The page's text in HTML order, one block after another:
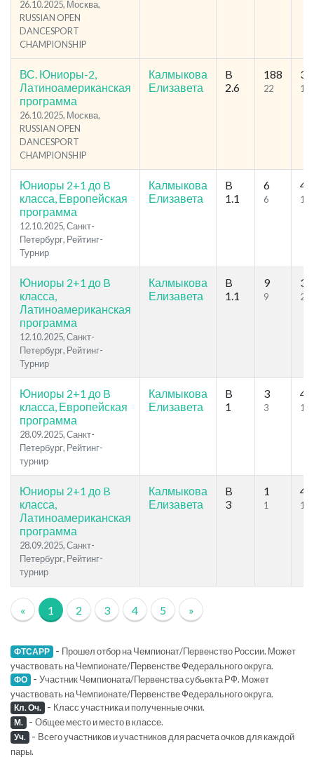
26.10.2025, Москва,
RUSSIAN OPEN
DANCESPORT
CHAMPIONSHIP
ВС. Юниоры-2,
Латиноамериканская
программа
26.10.2025, Москва,
RUSSIAN OPEN
DANCESPORT
CHAMPIONSHIP
Калмыкова
Елизавета
B
2.6
188
22 142
Юниоры 2+1 до B
класса, Европейская
программа
12.10.2025, Санкт-
Петербург, Рейтинг-
Турнир
Калмыкова
Елизавета
B
1.1
6
6
41
18
Юниоры 2+1 до B
класса,
Латиноамериканская
программа
12.10.2025, Санкт-
Петербург, Рейтинг-
Турнир
Калмыкова
Елизавета
B
1.1
9
9
37
21
Юниоры 2+1 до B
класса, Европейская
программа
28.09.2025, Санкт-
Петербург, Рейтинг-
турнир
Калмыкова
Елизавета
B
1
3
3
43
13
Юниоры 2+1 до B
класса,
Латиноамериканская
программа
28.09.2025, Санкт-
Петербург, Рейтинг-
турнир
Калмыкова
Елизавета
B
3
1
1
40
14
« 1 2 3 4 5 »
ФТСАРР - Прошел отбор на Чемпионат/Первенство России. Может
участвовать на Чемпионате/Первенстве Федерального округа.
ФО - Участник Чемпионата/Первенства субьекта РФ. Может
участвовать на Чемпионате/Первенстве Федерального округа.
Кл. Оч. - Класс участника и полученные очки.
М. - Общее место и место в классе.
Уч. - Всего участников и участников для расчета очков для каждой
пары.